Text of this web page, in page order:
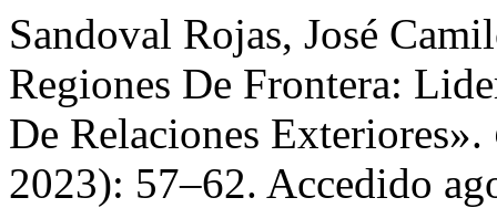
Sandoval Rojas, José
Regiones De Frontera:
De Relaciones Exteriores».
2023): 57–62. Accedido